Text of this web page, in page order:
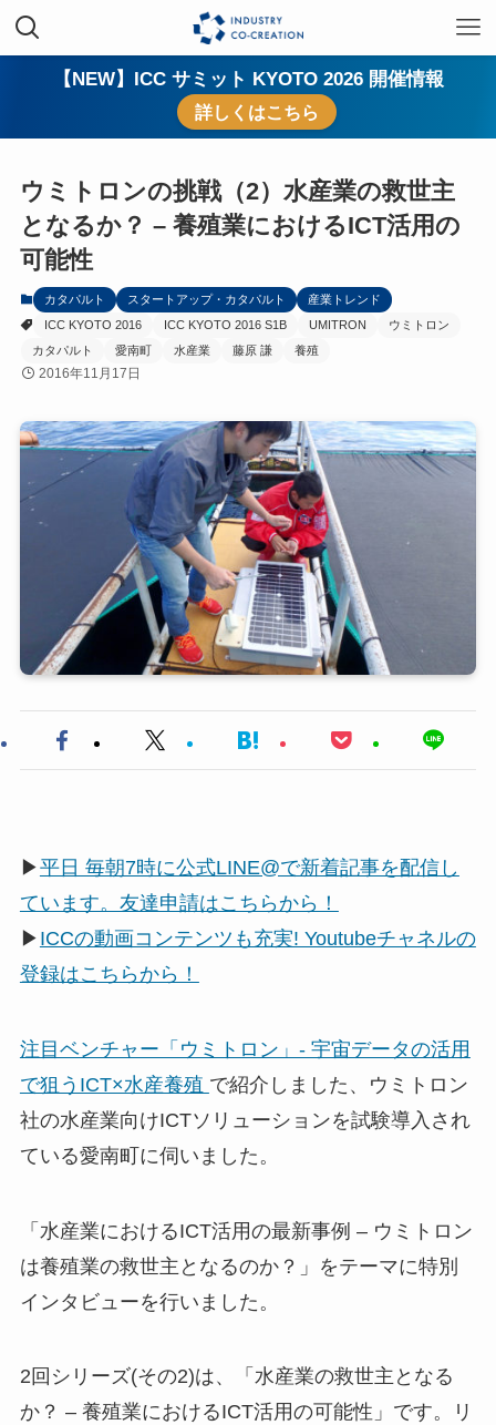
【NEW】ICC サミット KYOTO 2026 開催情報
詳しくはこちら
ウミトロンの挑戦（2）水産業の救世主
となるか？ – 養殖業におけるICT活用の
可能性
カタパルト スタートアップ・カタパルト
産業トレンド
ICC KYOTO 2016
ICC KYOTO 2016 S1B UMITRON
ウミトロン
カタパルト
愛南町 水産業 藤原 謙 養殖
2016年11月17日
▶平日 毎朝7時に公式LINE@で新着記事を配信し
ています。友達申請はこちらから！
▶ ICCの動画コンテンツも充実! Youtubeチャネルの
登録はこちらから！
注目ベンチャー「ウミトロン」- 宇宙データの活用
で狙うICT×水産養殖 で紹介しました、ウミトロン
社の水産業向けICTソリューションを試験導入され
ている愛南町に伺いました。
「水産業におけるICT活用の最新事例 – ウミトロン
は養殖業の救世主となるのか？」をテーマに特別
インタビューを行いました。
2回シリーズ(その2)は、「水産業の救世主となる
か？ – 養殖業におけるICT活用の可能性」です。リ